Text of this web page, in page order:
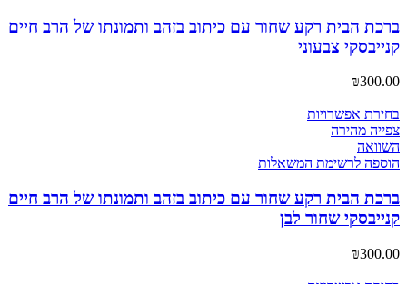
ברכת הבית רקע שחור עם כיתוב בזהב ותמונתו של הרב חיים
קנייבסקי צבעוני
₪300.00
בחירת אפשרויות
צפייה מהירה
השוואה
הוספה לרשימת המשאלות
ברכת הבית רקע שחור עם כיתוב בזהב ותמונתו של הרב חיים
קנייבסקי שחור לבן
₪300.00